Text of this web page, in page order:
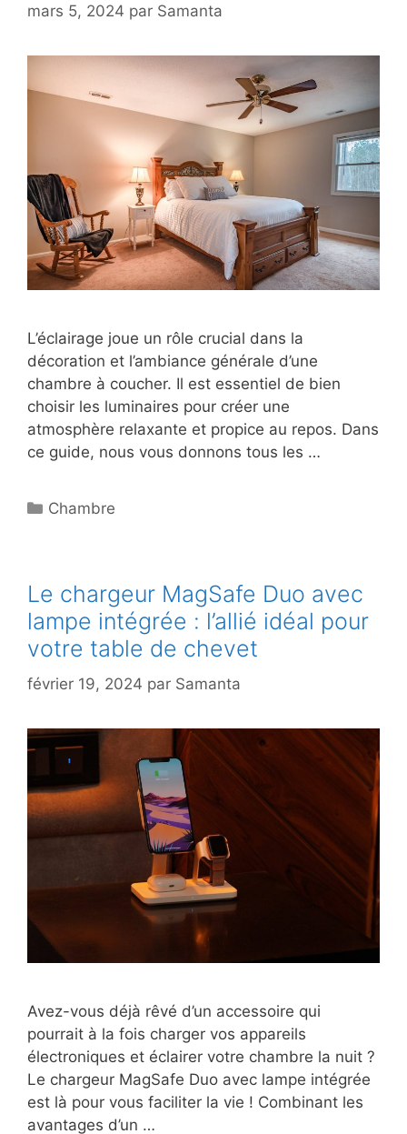
mars 5, 2024 par Samanta
L’éclairage joue un rôle crucial dans la
décoration et l’ambiance générale d’une
chambre à coucher. Il est essentiel de bien
choisir les luminaires pour créer une
atmosphère relaxante et propice au repos. Dans
ce guide, nous vous donnons tous les …
Catégories
Chambre
Le chargeur MagSafe Duo avec
lampe intégrée : l’allié idéal pour
votre table de chevet
février 19, 2024 par Samanta
Avez-vous déjà rêvé d’un accessoire qui
pourrait à la fois charger vos appareils
électroniques et éclairer votre chambre la nuit ?
Le chargeur MagSafe Duo avec lampe intégrée
est là pour vous faciliter la vie ! Combinant les
avantages d’un …